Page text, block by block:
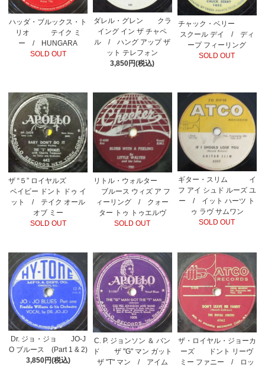
ハッダ・ブルックス・ト
リオ テイク ミ
ー / HUNGARA
SOLD OUT
ダレル・グレン クラ
イング イン ザ チャペ
ル / ハング アップ ザ
ット テレフォン
3,850円(税込)
チャック・ベリー
スクール デイ / ディ
ープ フィーリング
SOLD OUT
ザ “５” ロイヤルズ
ベイビー ドント ドゥ イ
ット / テイク オール
オブ ミー
SOLD OUT
リトル・ウォルター
ブルース ウィズ ア フ
ィーリング / クォー
ター トゥ トゥエルヴ
SOLD OUT
ギター・スリム イ
フ アイ シュド ルーズ ユ
ー / イット ハーツ ト
ゥ ラヴ サムワン
SOLD OUT
Dr. ジョ・ジョ JO-J
O ブルース (Part 1 & 2)
3,850円(税込)
C. P. ジョンソン ＆ バン
ド ザ "G" マン ガット
ザ "T" マン / アイム
ザ・ロイヤル・ジョーカ
ーズ ドント リーヴ
ミー ファニー / ロッ